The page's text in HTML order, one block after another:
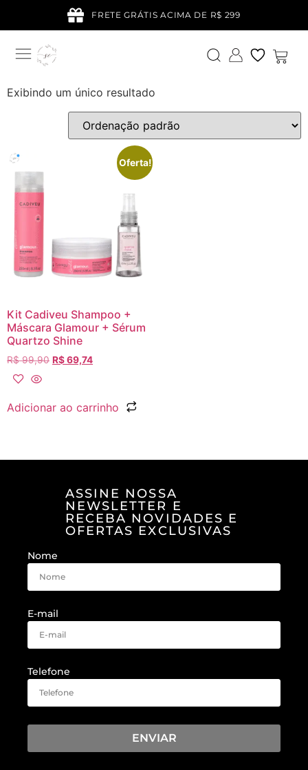
FRETE GRÁTIS ACIMA DE R$ 299
Exibindo um único resultado
Oferta!
Kit Cadiveu Shampoo +
Máscara Glamour + Sérum
Quartzo Shine
R$99,90 R$69,74
Adicionar ao carrinho
ASSINE NOSSA
NEWSLETTER E
RECEBA NOVIDADES E
OFERTAS EXCLUSIVAS
Nome
E-mail
Telefone
ENVIAR